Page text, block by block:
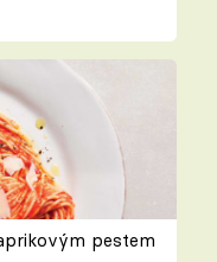
pestem